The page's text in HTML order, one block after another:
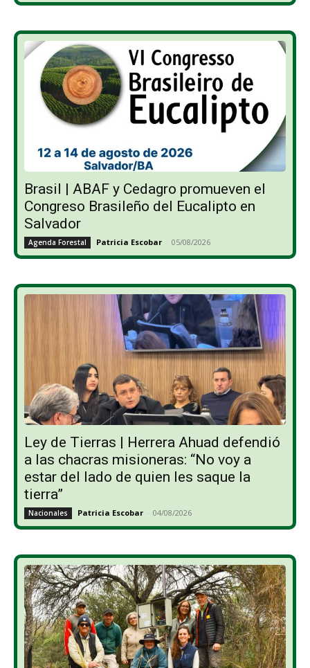
Brasil | ABAF y Cedagro promueven el
Congreso Brasileño del Eucalipto en
Salvador
Agenda Forestal Patricia Escobar - 05/08/2026
Ley de Tierras | Herrera Ahuad defendió
a las chacras misioneras: “No voy a
estar del lado de quien les saque la
tierra”
Nacionales Patricia Escobar - 04/08/2026